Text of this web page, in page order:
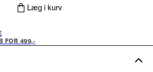
Læg i kurv
FOR 499,-